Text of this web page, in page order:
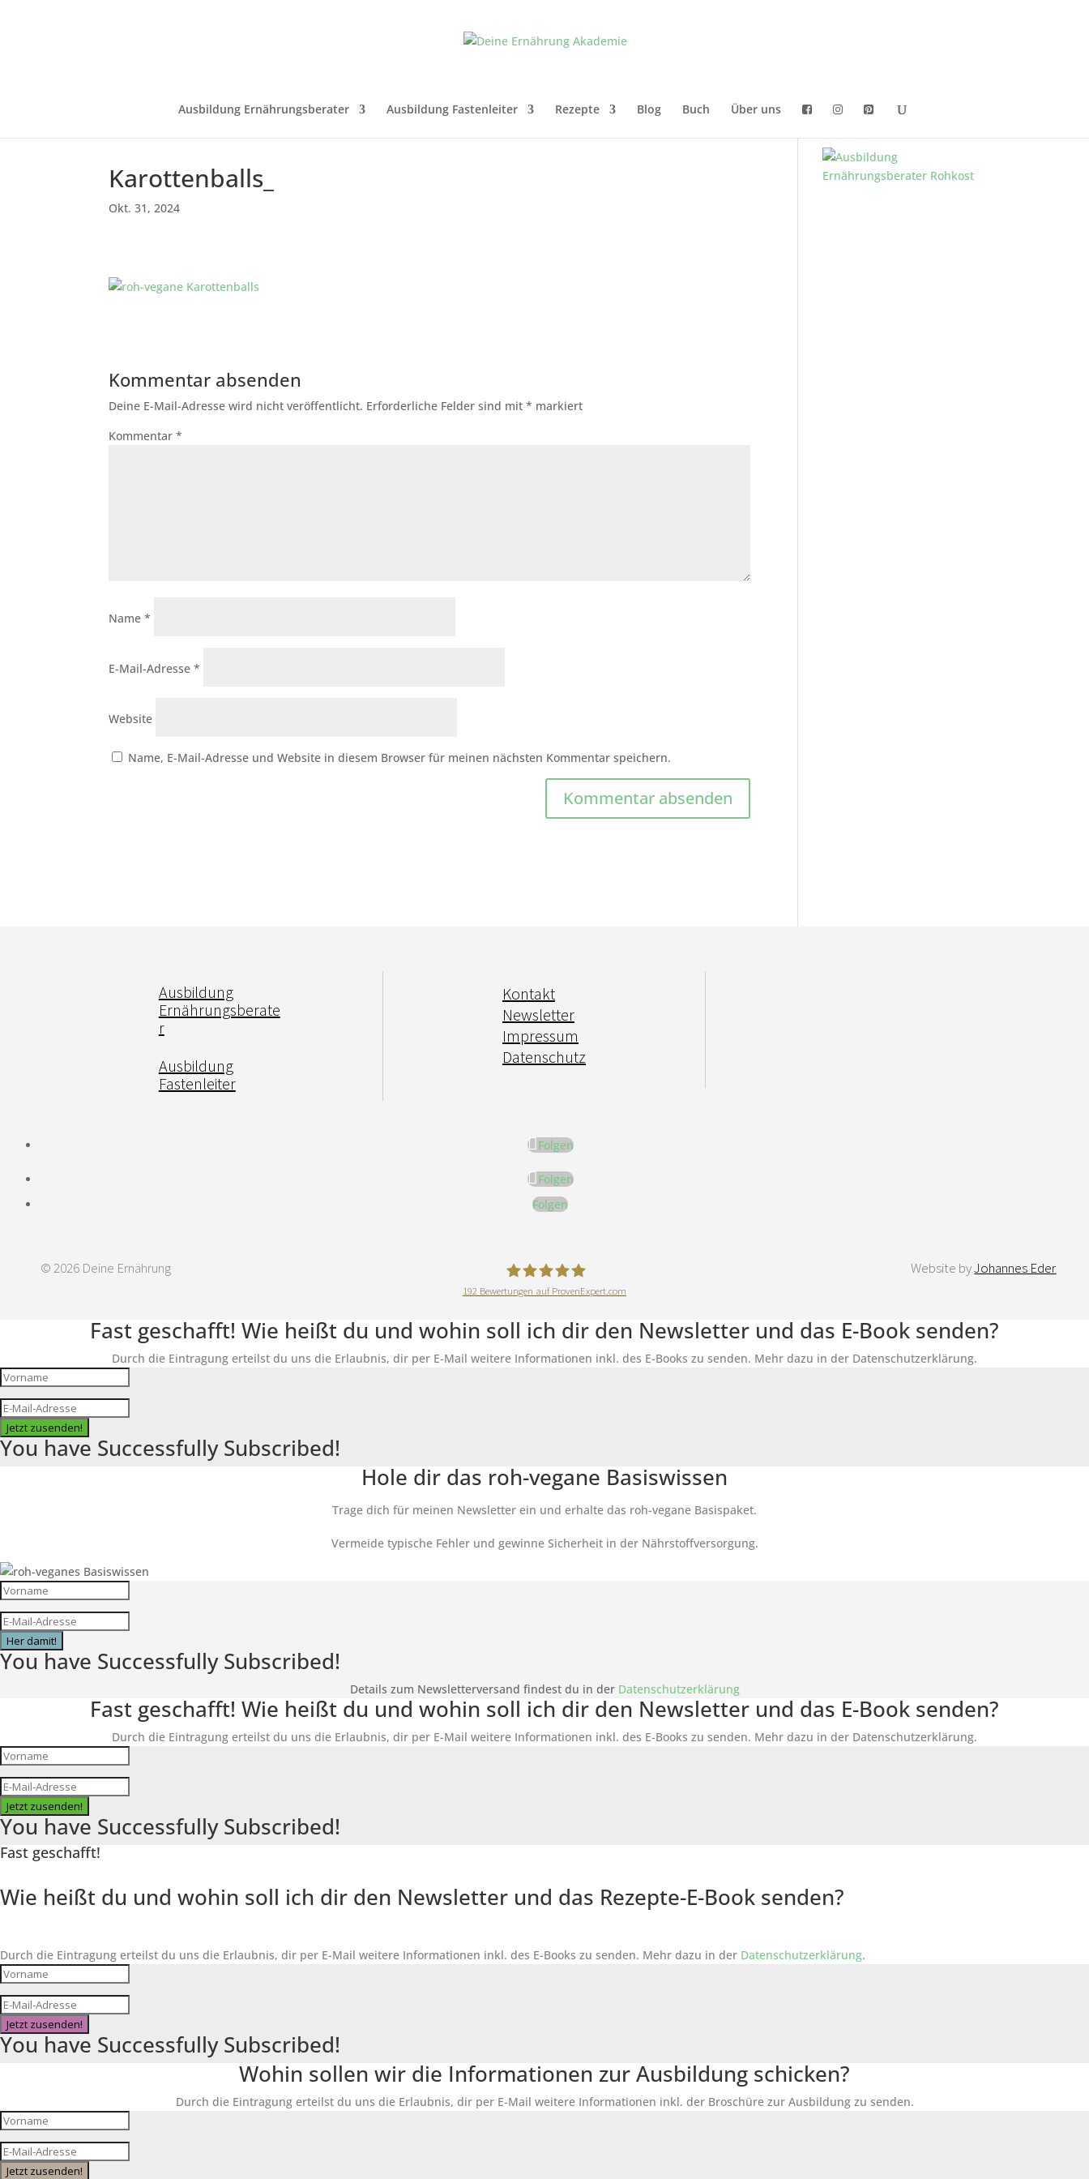
Ausbildung Ernährungsberater Ausbildung Fastenleiter Rezepte Blog Buch Über uns
Karottenballs_
Okt. 31, 2024
Kommentar absenden
Deine E-Mail-Adresse wird nicht veröffentlicht. Erforderliche Felder sind mit* markiert
Kommentar*
Name*
E-Mail-Adresse*
Website
Name, E-Mail-Adresse und Website in diesem Browser für meinen nächsten Kommentar speichern.
Ausbildung
Ernährungsberate
r
Ausbildung
Fastenleiter
Kontakt
Newsletter
Impressum
Datenschutz
Folgen
Folgen
Folgen
© 2026 Deine Ernährung
DeineErnährungAkademie
192 Bewertungen auf ProvenExpert.com
Website byJohannes Eder
Fast geschafft! Wie heißt du und wohin soll ich dir den Newsletter und das E-Book senden?
Durch die Eintragung erteilst du uns die Erlaubnis, dir per E-Mail weitere Informationen inkl. des E-Books zu senden. Mehr dazu in der Datenschutzerklärung.
Jetzt zusenden!
You have Successfully Subscribed!
Hole dir das roh-vegane Basiswissen
Trage dich für meinen Newsletter ein und erhalte das roh-vegane Basispaket.
Vermeide typische Fehler und gewinne Sicherheit in der Nährstoffversorgung.
Her damit!
You have Successfully Subscribed!
Details zum Newsletterversand findest du in der Datenschutzerklärung
Fast geschafft! Wie heißt du und wohin soll ich dir den Newsletter und das E-Book senden?
Durch die Eintragung erteilst du uns die Erlaubnis, dir per E-Mail weitere Informationen inkl. des E-Books zu senden. Mehr dazu in der Datenschutzerklärung.
Jetzt zusenden!
You have Successfully Subscribed!
Fast geschafft!
Wie heißt du und wohin soll ich dir den Newsletter und das Rezepte-E-Book senden?
Durch die Eintragung erteilst du uns die Erlaubnis, dir per E-Mail weitere Informationen inkl. des E-Books zu senden. Mehr dazu in der Datenschutzerklärung.
Jetzt zusenden!
You have Successfully Subscribed!
Wohin sollen wir die Informationen zur Ausbildung schicken?
Durch die Eintragung erteilst du uns die Erlaubnis, dir per E-Mail weitere Informationen inkl. der Broschüre zur Ausbildung zu senden.
Jetzt zusenden!